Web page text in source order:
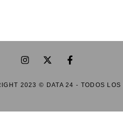
2023 © DATA 24 - TODOS